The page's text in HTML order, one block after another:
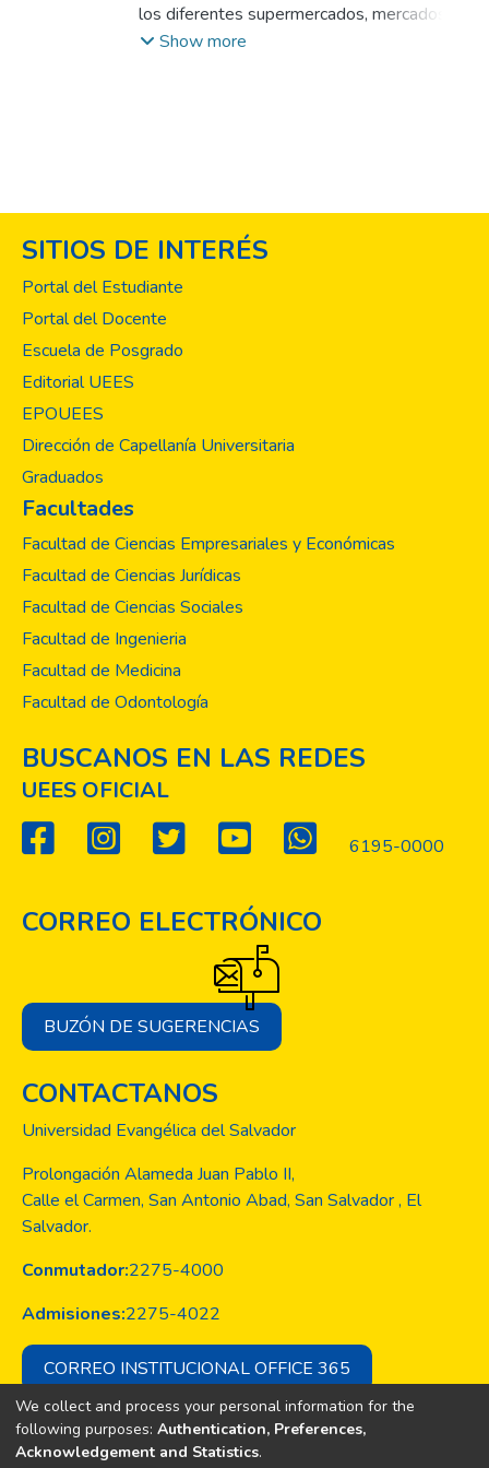
Sermeño Camacho, Karla Judith
los diferentes supermercados, mercados y
tienda de la ciudad de San Salvador. Los
Show more
SITIOS DE INTERÉS
Portal del Estudiante
Portal del Docente
Escuela de Posgrado
Editorial UEES
EPOUEES
Dirección de Capellanía Universitaria
Graduados
Facultades
Facultad de Ciencias Empresariales y Económicas
Facultad de Ciencias Jurídicas
Facultad de Ciencias Sociales
Facultad de Ingenieria
Facultad de Medicina
Facultad de Odontología
BUSCANOS EN LAS REDES
UEES OFICIAL
6195-0000
CORREO ELECTRÓNICO
BUZÓN DE SUGERENCIAS
CONTACTANOS
Universidad Evangélica del Salvador
Prolongación Alameda Juan Pablo II,
Calle el Carmen, San Antonio Abad, San Salvador , El
Salvador.
Conmutador:2275-4000
Admisiones:2275-4022
CORREO INSTITUCIONAL OFFICE 365
Copyright © Todos los derechos son
We collect and process your personal information for the
following purposes: Authentication, Preferences,
Acknowledgement and Statistics.